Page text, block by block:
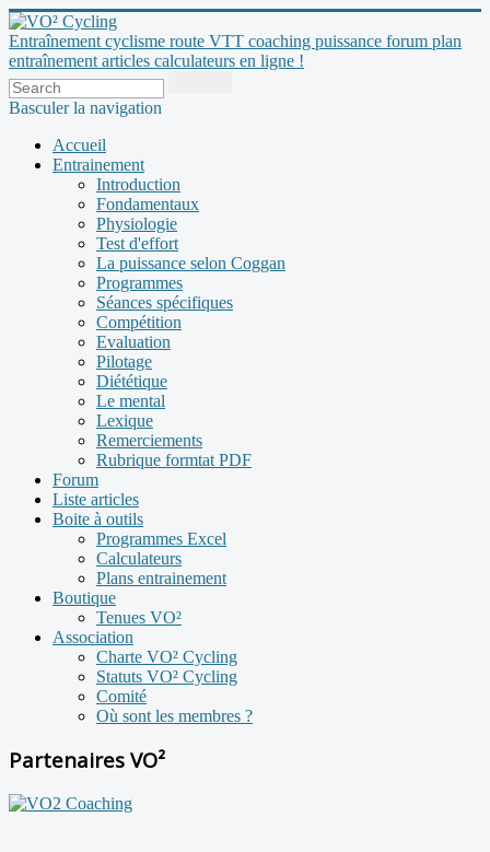
Entraînement cyclisme route VTT coaching puissance forum plan
entraînement articles calculateurs en ligne !
Basculer la navigation
Accueil
Entrainement
Introduction
Fondamentaux
Physiologie
Test d'effort
La puissance selon Coggan
Programmes
Séances spécifiques
Compétition
Evaluation
Pilotage
Diététique
Le mental
Lexique
Remerciements
Rubrique formtat PDF
Forum
Liste articles
Boite à outils
Programmes Excel
Calculateurs
Plans entrainement
Boutique
Tenues VO²
Association
Charte VO² Cycling
Statuts VO² Cycling
Comité
Où sont les membres ?
Partenaires VO²